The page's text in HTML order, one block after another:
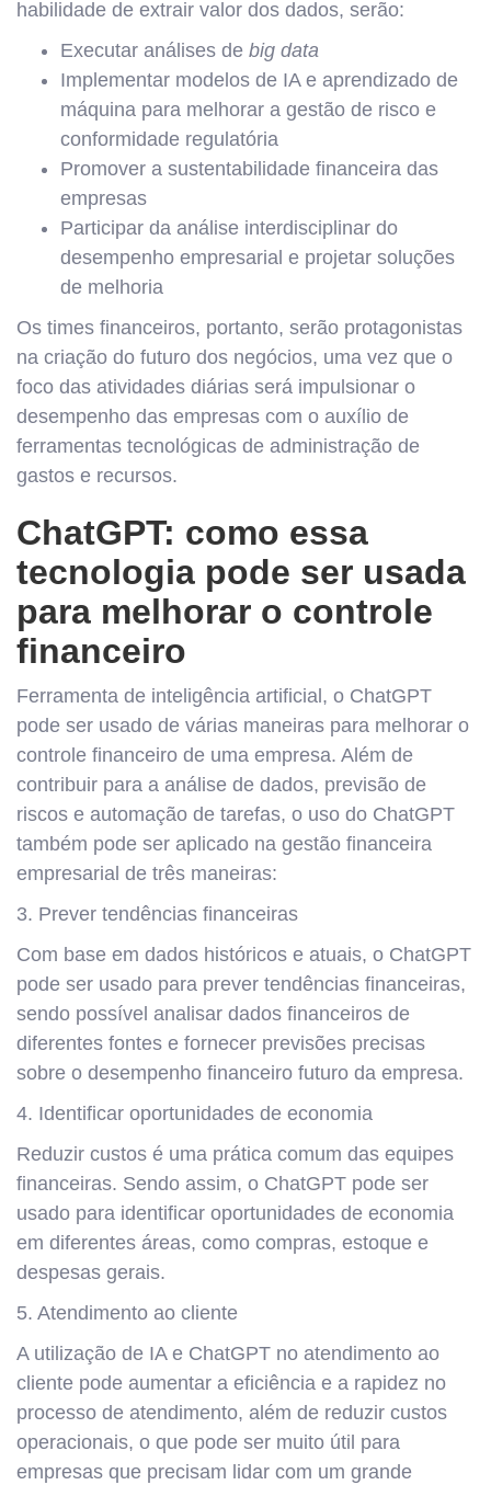
habilidade de extrair valor dos dados, serão:
Executar análises de big data
Implementar modelos de IA e aprendizado de
máquina para melhorar a gestão de risco e
conformidade regulatória
Promover a sustentabilidade financeira das
empresas
Participar da análise interdisciplinar do
desempenho empresarial e projetar soluções
de melhoria
Os times financeiros, portanto, serão protagonistas
na criação do futuro dos negócios, uma vez que o
foco das atividades diárias será impulsionar o
desempenho das empresas com o auxílio de
ferramentas tecnológicas de administração de
gastos e recursos.
ChatGPT: como essa
tecnologia pode ser usada
para melhorar o controle
financeiro
Ferramenta de inteligência artificial, o ChatGPT
pode ser usado de várias maneiras para melhorar o
controle financeiro de uma empresa. Além de
contribuir para a análise de dados, previsão de
riscos e automação de tarefas, o uso do ChatGPT
também pode ser aplicado na gestão financeira
empresarial de três maneiras:
3. Prever tendências financeiras
Com base em dados históricos e atuais, o ChatGPT
pode ser usado para prever tendências financeiras,
sendo possível analisar dados financeiros de
diferentes fontes e fornecer previsões precisas
sobre o desempenho financeiro futuro da empresa.
4. Identificar oportunidades de economia
Reduzir custos é uma prática comum das equipes
financeiras. Sendo assim, o ChatGPT pode ser
usado para identificar oportunidades de economia
em diferentes áreas, como compras, estoque e
despesas gerais.
5. Atendimento ao cliente
A utilização de IA e ChatGPT no atendimento ao
cliente pode aumentar a eficiência e a rapidez no
processo de atendimento, além de reduzir custos
operacionais, o que pode ser muito útil para
empresas que precisam lidar com um grande